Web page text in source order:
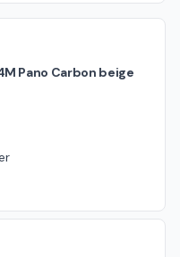
Pano Carbon beige